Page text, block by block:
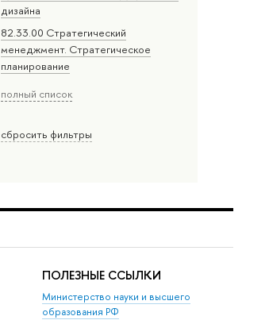
дизайна
82.33.00 Стратегический
менеджмент. Стратегическое
планирование
полный список
сбросить фильтры
ПОЛЕЗНЫЕ ССЫЛКИ
Министерство науки и высшего
образования РФ